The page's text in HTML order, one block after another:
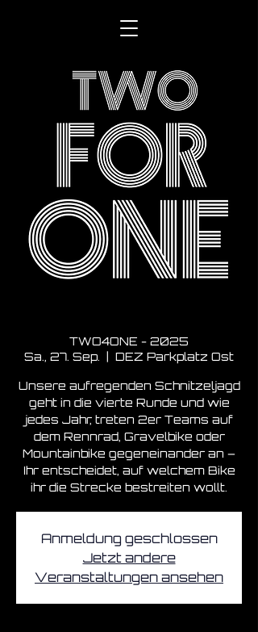
TWO4ONE - 2025
Sa., 27. Sep.
  |
DEZ Parkplatz Ost
Unsere aufregenden Schnitzeljagd
geht in die vierte Runde und wie
jedes Jahr, treten 2er Teams auf
dem Rennrad, Gravelbike oder
Mountainbike gegeneinander an –
Ihr entscheidet, auf welchem Bike
Anmeldung geschlossen
Jetzt andere
Veranstaltungen ansehen